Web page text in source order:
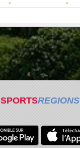
SPORTSREGIONS